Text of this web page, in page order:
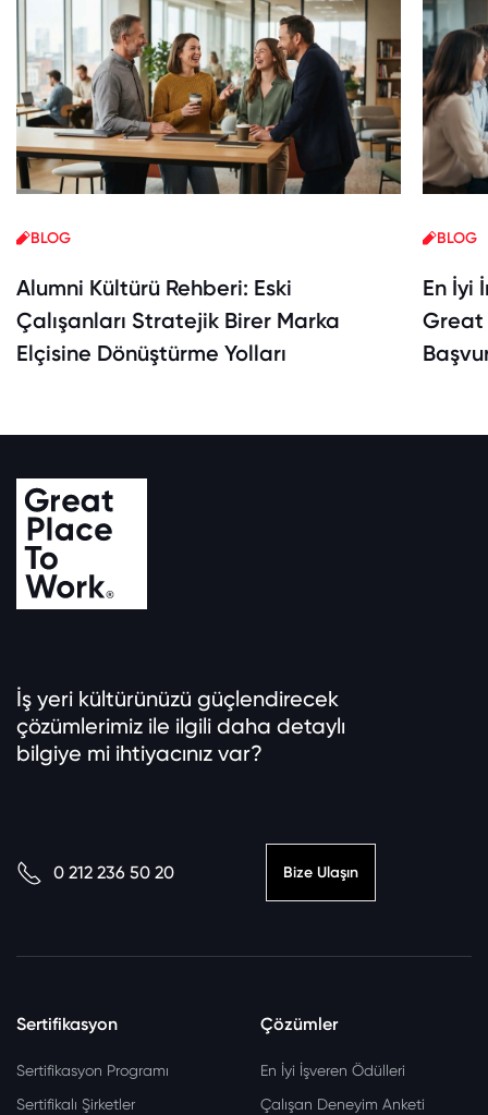
BLOG
Alumni Kültürü Rehberi: Eski
Çalışanları Stratejik Birer Marka
Elçisine Dönüştürme Yolları
BLOG
En İyi
Great
İş yeri kültürünüzü güçlendirecek
çözümlerimiz ile ilgili daha detaylı
bilgiye mi ihtiyacınız var?
0 212 236 50 20 Bize Ulaşın
Sertifikasyon
Sertifikasyon Programı
Sertifikalı Şirketler
Çözümler
En İyi İşveren Ödülleri
Çalışan Deneyim Anketi